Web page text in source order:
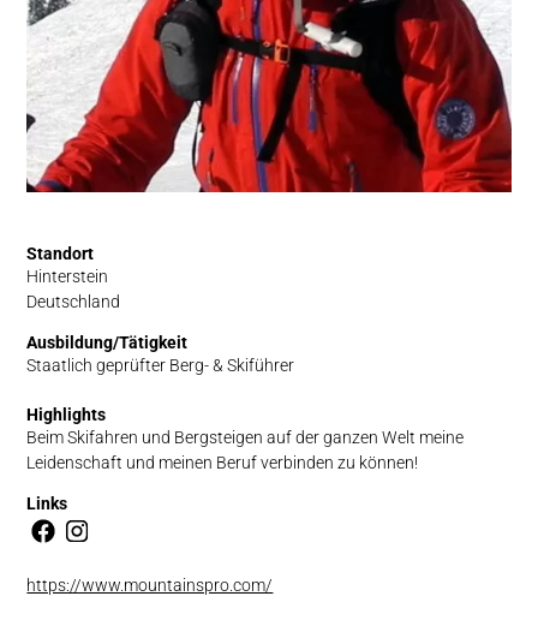
Standort
Hinterstein
Deutschland
Ausbildung/Tätigkeit
Staatlich geprüfter Berg- & Skiführer
Highlights
Beim Skifahren und Bergsteigen auf der ganzen Welt meine
Leidenschaft und meinen Beruf verbinden zu können!
Links
https://www.mountainspro.com/